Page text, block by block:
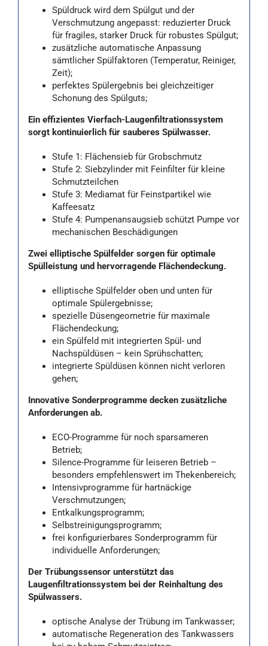
Spüldruck wird dem Spülgut und der
Verschmutzung angepasst: reduzierter Druck
für fragiles, starker Druck für robustes Spülgut;
zusätzliche automatische Anpassung
sämtlicher Spülfaktoren (Temperatur, Reiniger,
Zeit);
perfektes Spülergebnis bei gleichzeitiger
Schonung des Spülguts;
Ein effizientes Vierfach-Laugenfiltrationssystem
sorgt kontinuierlich für sauberes Spülwasser.
Stufe 1: Flächensieb für Grobschmutz
Stufe 2: Siebzylinder mit Feinfilter für kleine
Schmutzteilchen
Stufe 3: Mediamat für Feinstpartikel wie
Kaffeesatz
Stufe 4: Pumpenansaugsieb schützt Pumpe vor
mechanischen Beschädigungen
Zwei elliptische Spülfelder sorgen für optimale
Spülleistung und hervorragende Flächendeckung.
elliptische Spülfelder oben und unten für
optimale Spülergebnisse;
spezielle Düsengeometrie für maximale
Flächendeckung;
ein Spülfeld mit integrierten Spül- und
Nachspüldüsen – kein Sprühschatten;
integrierte Spüldüsen können nicht verloren
gehen;
Innovative Sonderprogramme decken zusätzliche
Anforderungen ab.
ECO-Programme für noch sparsameren
Betrieb;
Silence-Programme für leiseren Betrieb –
besonders empfehlenswert im Thekenbereich;
Intensivprogramme für hartnäckige
Verschmutzungen;
Entkalkungsprogramm;
Selbstreinigungsprogramm;
frei konfigurierbares Sonderprogramm für
individuelle Anforderungen;
Der Trübungssensor unterstützt das
Laugenfiltrationssystem bei der Reinhaltung des
Spülwassers.
optische Analyse der Trübung im Tankwasser;
automatische Regeneration des Tankwassers